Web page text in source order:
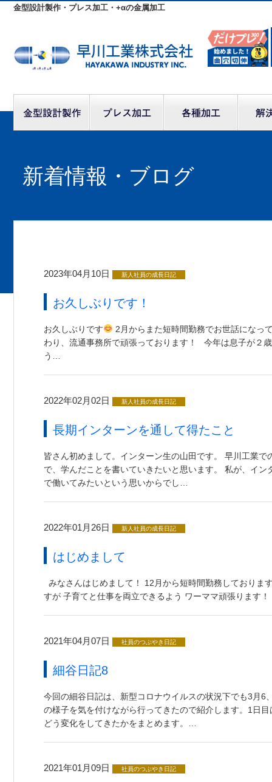
金型設計製作・プレス加工・+αの金属加工
新着情報・ブログ
2023年04月10日 新人社員の成長日記
お久しぶりです！
お久しぶりです
2月からまた短時間勤務でお世話になっ
わり、流通事務所で頑張っております！ 今年は息子が２
う…
2022年02月02日 新人社員の成長日記
長期インターンを通して得たこと
皆さん初めまして。インターン生の山田です。 早川工業
で、学んだことを書いていきたいと思います。 私が、イ
で働いてみたいという思いからでし…
2022年01月26日 新人社員の成長日記
はじめまして
みなさんはじめまして！ 12月から短時間勤務しており
すが 子育てと仕事を両立できるよう ワーママ頑張ります
2021年04月07日 社員のつぶやき日記
細谷日記8
今回の細谷日記は、新型コロナウイルスの状況下でも3月6
の様子を気を付けながら行ってきたので紹介します。1日
どう変化をしてきたかをまとめます。…
2021年01月09日 社員のつぶやき日記